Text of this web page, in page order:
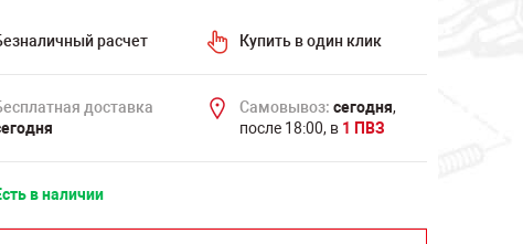
расчет Купить в один клик
доставка
Самовывоз: сегодня,
после 18:00, в 1 ПВЗ
в наличии